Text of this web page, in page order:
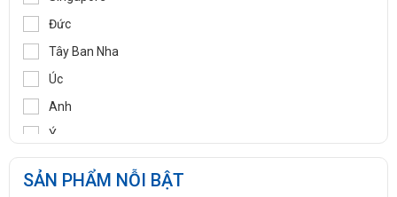
PEKOS
VINVAL
AZBIL
BROADY
OCV
SIRCA
BESA
Đức
Tây Ban Nha
Úc
Anh
Ý
Pháp
Ấn Độ
SẢN PHẨM NỖI BẬT